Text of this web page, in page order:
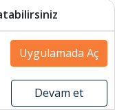
7653
SUR
Uygulamada Aç
Devam et